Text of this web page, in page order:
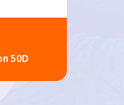
50D